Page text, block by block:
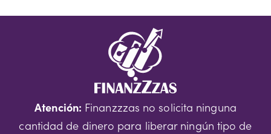
Atención: Finanzzzas no solicita ninguna
cantidad de dinero para liberar ningún tipo de